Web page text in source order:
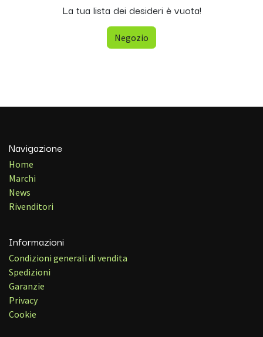
La tua lista dei desideri è vuota!
Negozio
Navigazione
Home
Marchi
News
Rivenditori
Informazioni
Condizioni generali di vendita
Spedizioni
Garanzie
Privacy
Cookie